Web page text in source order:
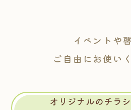
イベントや
ご自由にお使い
オリジナルのチラ